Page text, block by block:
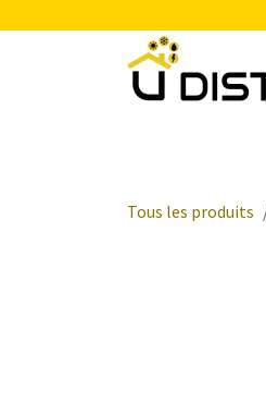
Tous les produits